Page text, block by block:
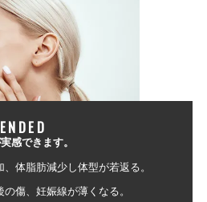
感できます。
、体脂肪減少し体型が若返る。
の傷、妊娠線が薄くなる。